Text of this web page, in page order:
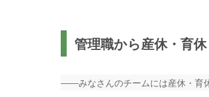
管理職から産休・育
――みなさんのチームには産休・育